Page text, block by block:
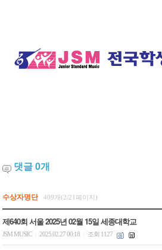
댓글0개
수상자명단 409개(2/21페이지)
제640회 서울 2025년 02월 15일 세종대학교
JSM MUSIC 2025.02.27 00:18 조회 1127